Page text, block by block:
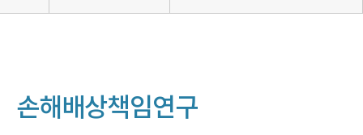
손해배상책임연구